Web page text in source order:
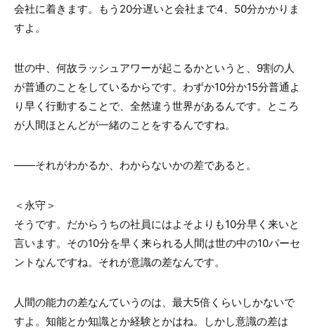
会社に着きます。もう 20分遅いと会社まで4、 50分かかりま
すよ。
世の中、何故ラッシュアワーが起こるかというと、 9割の人
が普通のことをしているからです。わずか10分か15分普通よ
り早く行動することで、全然違う世界があるんです。ところ
が人間ほとんどが一緒のことをするんですね。
――それがわかるか、わからないかの差であると。
＜永守＞
そうです。だからうちの社員にはよそよりも10分早く来いと
言います。その10分を早く来られる人間は世の中の10パーセ
ントなんですね。それが意識の差なんです。
人間の能力の差なんていうのは、最大5倍くらいしかないで
すよ。知能とか知識とか経験とかはね。しかし意識の差は